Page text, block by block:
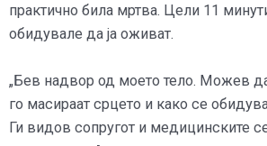
практично била мртва. Цели 11
обидувале да ја оживат.
„Бев надвор од моето тело. Можев
го масираат срцето и како се
Ги видов сопругот и медицинските